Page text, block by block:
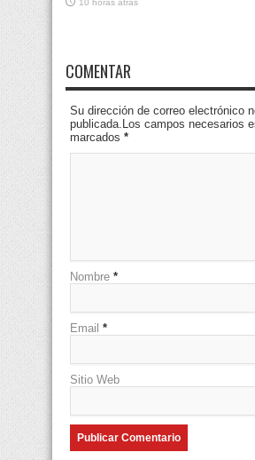
10 horas atras
COMENTAR
Su dirección de correo electrónico
publicada.Los campos necesarios
marcados *
Nombre *
Email *
Sitio Web